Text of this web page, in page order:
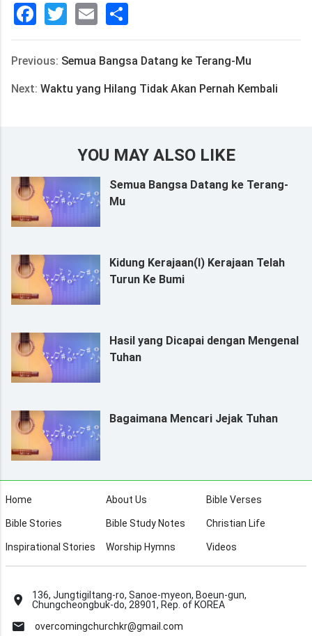
Facebook
Twitter
Email
享
Previous: Semua Bangsa Datang ke Terang-Mu
Next: Waktu yang Hilang Tidak Akan Pernah Kembali
YOU MAY ALSO LIKE
Semua Bangsa Datang ke Terang-
Mu
Kidung Kerajaan(I) Kerajaan Telah
Turun Ke Bumi
Hasil yang Dicapai dengan Mengenal
Tuhan
Bagaimana Mencari Jejak Tuhan
Home About Us Bible Verses
Bible Stories Bible Study Notes Christian Life
Inspirational Stories Worship Hymns Videos
136, Jungtigiltang-ro, Sanoe-myeon, Boeun-gun,
Chungcheongbuk-do, 28901, Rep. of KOREA
overcomingchurchkr@gmail.com